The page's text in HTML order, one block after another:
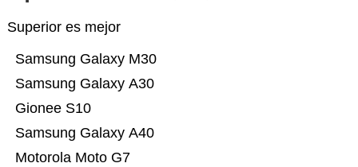
Superior es mejor
Motorola Moto G7
Samsung Galaxy A40
Gionee S10
Samsung Galaxy A30
Samsung Galaxy M30